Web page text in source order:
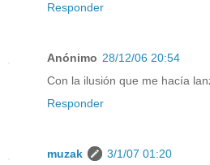
Responder
Anónimo 28/12/06 20:54
Con la ilusión que me hacía
Responder
muzak
3/1/07 01:20